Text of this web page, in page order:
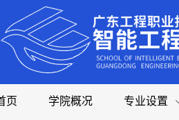
页 学院概况 专业设置